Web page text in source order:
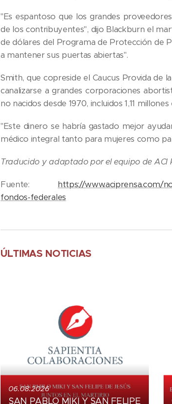
"Es espantoso que los grandes
de los contribuyentes", dijo Blackburn el
de dólares del Programa de Protección de
a mantener sus puertas abiertas".
Smith, que copreside el Caucus Provida de
canalizarse a grandes corporaciones
no nacidos desde 1970, incluidos 1,11
"Este dinero se habría gastado mejor
médico integral tanto para mujeres como
Traducido y adaptado por el equipo de ACI
Fuente: https://www.aciprensa.com/
fondos-federales
ÚLTIMAS NOTICIAS
06.08.2026
SAN PABLO MIKI Y SAN FELIPE